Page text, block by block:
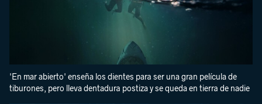
'En mar abierto' enseña los dientes para ser una gran película de
tiburones, pero lleva dentadura postiza y se queda en tierra de nadie